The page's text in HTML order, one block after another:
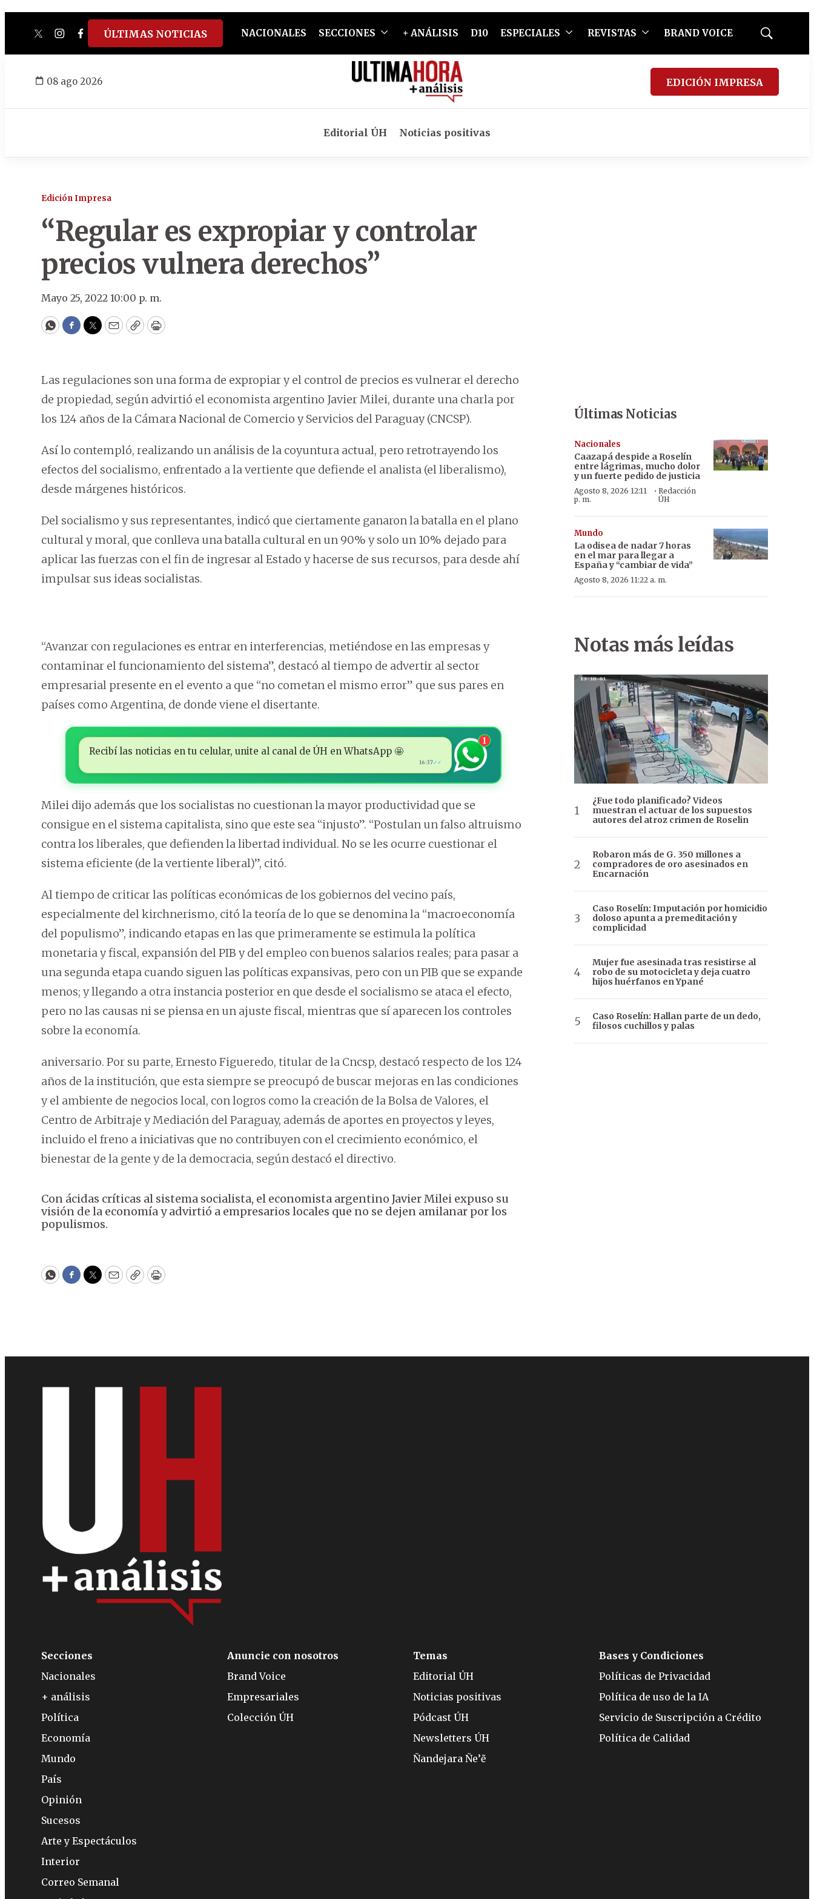
twitterinstagram
facebook
tiktokyoutube
spotify
ÚLTIMAS NOTICIAS NACIONALES SECCIONES + ANÁLISIS D10 ESPECIALES REVISTAS BRAND VOICE
Mostrar
08 ago 2026 EDICIÓN IMPRESA
Editorial ÚH Noticias positivas
Edición Impresa
“Regular es expropiar y controlar
precios vulnera derechos”
Mayo 25, 2022 10:00 p. m.
WhatsApp
Facebook
Twitter
EmailCopyPrint
Las regulaciones son una forma de expropiar y el control de precios es vulnerar el derecho
de propiedad, según advirtió el economista argentino Javier Milei, durante una charla por
los 124 años de la Cámara Nacional de Comercio y Servicios del Paraguay (CNCSP).
Así lo contempló, realizando un análisis de la coyuntura actual, pero retrotrayendo los
efectos del socialismo, enfrentado a la vertiente que defiende el analista (el liberalismo),
desde márgenes históricos.
Del socialismo y sus representantes, indicó que ciertamente ganaron la batalla en el plano
cultural y moral, que conlleva una batalla cultural en un 90% y solo un 10% dejado para
aplicar las fuerzas con el fin de ingresar al Estado y hacerse de sus recursos, para desde ahí
impulsar sus ideas socialistas.
“Avanzar con regulaciones es entrar en interferencias, metiéndose en las empresas y
contaminar el funcionamiento del sistema”, destacó al tiempo de advertir al sector
empresarial presente en el evento a que “no cometan el mismo error” que sus pares en
países como Argentina, de donde viene el disertante.
Recibí las noticias en tu celular, unite al canal de ÚH en WhatsApp 🤩
16:37✓✓
1
Milei dijo además que los socialistas no cuestionan la mayor productividad que se
consigue en el sistema capitalista, sino que este sea “injusto”. “Postulan un falso altruismo
contra los liberales, que defienden la libertad individual. No se les ocurre cuestionar el
sistema eficiente (de la vertiente liberal)”, citó.
Al tiempo de criticar las políticas económicas de los gobiernos del vecino país,
especialmente del kirchnerismo, citó la teoría de lo que se denomina la “macroeconomía
del populismo”, indicando etapas en las que primeramente se estimula la política
monetaria y fiscal, expansión del PIB y del empleo con buenos salarios reales; para pasar a
una segunda etapa cuando siguen las políticas expansivas, pero con un PIB que se expande
menos; y llegando a otra instancia posterior en que desde el socialismo se ataca el efecto,
pero no las causas ni se piensa en un ajuste fiscal, mientras que sí aparecen los controles
sobre la economía.
aniversario. Por su parte, Ernesto Figueredo, titular de la Cncsp, destacó respecto de los 124
años de la institución, que esta siempre se preocupó de buscar mejoras en las condiciones
y el ambiente de negocios local, con logros como la creación de la Bolsa de Valores, el
Centro de Arbitraje y Mediación del Paraguay, además de aportes en proyectos y leyes,
incluido el freno a iniciativas que no contribuyen con el crecimiento económico, el
bienestar de la gente y de la democracia, según destacó el directivo.
Con ácidas críticas al sistema socialista, el economista argentino Javier Milei expuso su
visión de la economía y advirtió a empresarios locales que no se dejen amilanar por los
populismos.
WhatsApp
Facebook
Twitter
EmailCopyPrint
Últimas Noticias
Nacionales
Caazapá despide a Roselín
entre lágrimas, mucho dolor
y un fuerte pedido de justicia
Agosto 8, 2026 12:11
p. m.
· Redacción
ÚH
Mundo
La odisea de nadar 7 horas
en el mar para llegar a
España y “cambiar de vida”
Agosto 8, 2026 11:22 a. m.
Notas más leídas
¿Fue todo planificado? Videos
muestran el actuar de los supuestos
autores del atroz crimen de Roselin
Robaron más de G. 350 millones a
compradores de oro asesinados en
Encarnación
Caso Roselín: Imputación por homicidio
doloso apunta a premeditación y
complicidad
Mujer fue asesinada tras resistirse al
robo de su motocicleta y deja cuatro
hijos huérfanos en Ypané
Caso Roselín: Hallan parte de un dedo,
filosos cuchillos y palas
Secciones
Nacionales
+ análisis
Política
Economía
Mundo
País
Opinión
Sucesos
Arte y Espectáculos
Interior
Correo Semanal
Anuncie con nosotros
Brand Voice
Empresariales
Colección ÚH
Temas
Editorial ÚH
Noticias positivas
Pódcast ÚH
Newsletters ÚH
Ñandejara Ñe’ẽ
Bases y Condiciones
Políticas de Privacidad
Política de uso de la IA
Servicio de Suscripción a Crédito
Política de Calidad